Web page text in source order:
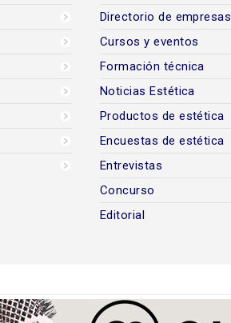
Directorio de empresas
Cursos y eventos
Formación técnica
Noticias Estética
Productos de estética
Encuestas de estética
Entrevistas
Concurso
Editorial